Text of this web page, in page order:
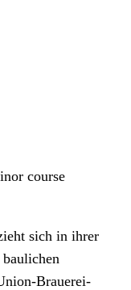
course
sich in ihrer
Brauerei-